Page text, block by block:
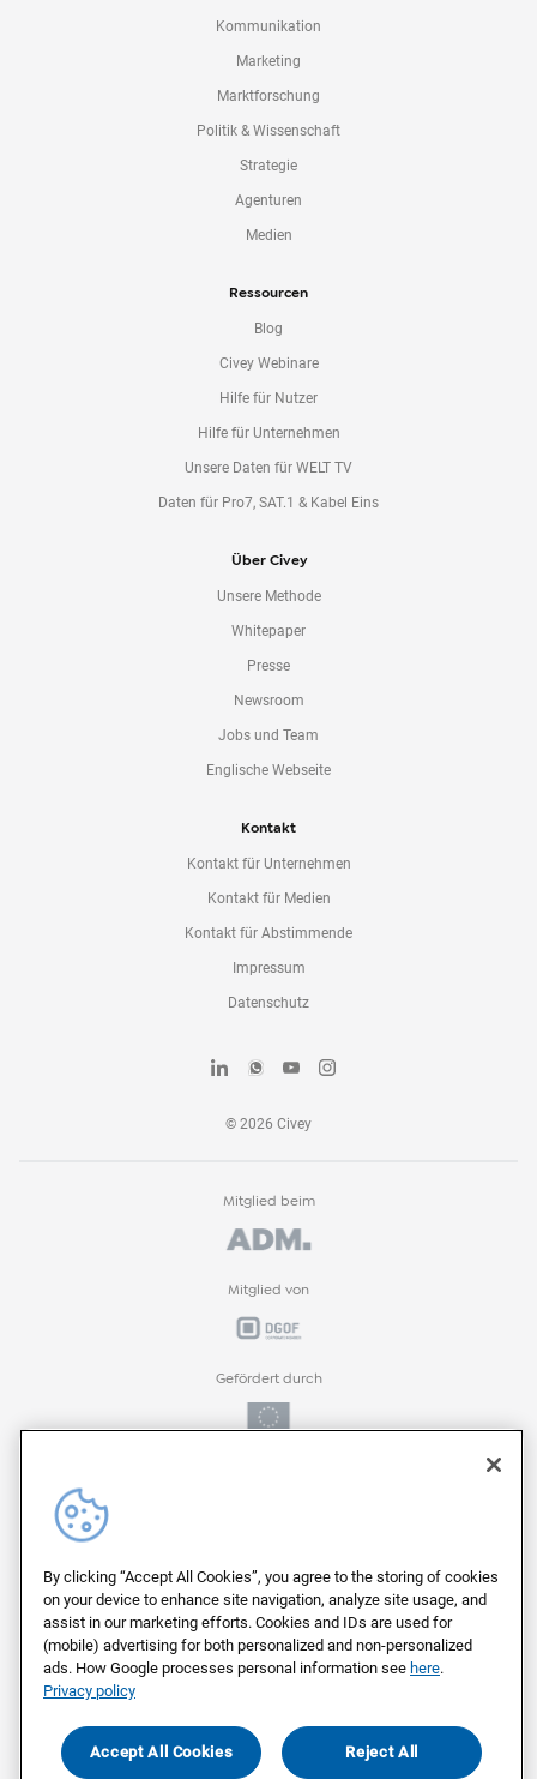
Kommunikation
Marketing
Marktforschung
Politik & Wissenschaft
Strategie
Agenturen
Medien
Ressourcen
Blog
Civey Webinare
Hilfe für Nutzer
Hilfe für Unternehmen
Unsere Daten für WELT TV
Daten für Pro7, SAT.1 & Kabel Eins
Über Civey
Unsere Methode
Whitepaper
Presse
Newsroom
Jobs und Team
Englische Webseite
Kontakt
Kontakt für Unternehmen
Kontakt für Medien
Kontakt für Abstimmende
Impressum
Datenschutz
© 2026 Civey
Mitglied beim
Mitglied von
Gefördert durch
Auf deutschen Servern von
Als Arbeitgeber ausgezeichnet von
By clicking “Accept All Cookies”, you agree to the storing of cookies
on your device to enhance site navigation, analyze site usage, and
assist in our marketing efforts. Cookies and IDs are used for
(mobile) advertising for both personalized and non-personalized
ads. How Google processes personal information see here.
Privacy policy
Accept All Cookies Reject All